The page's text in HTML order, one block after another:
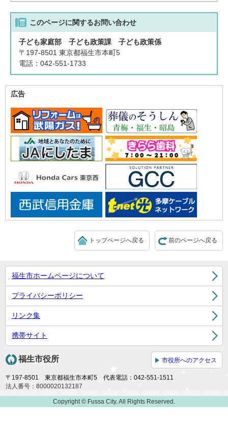
このページに関するお問い合わせ
子ども家庭部 子ども政策課 子ども政策係
〒197-8501 東京都福生市本町5
電話：042-551-1733
広告
前のページへ戻る
トップページへ戻る
福生市ホームページについて
プライバシーポリシー
リンク集
携帯サイト
福生市役所 市役所へのアクセス
〒197-8501 東京都福生市本町5 代表電話：042-551-1511
法人番号：8000020132187
Copyright © Fussa City. All Rights Reserved.